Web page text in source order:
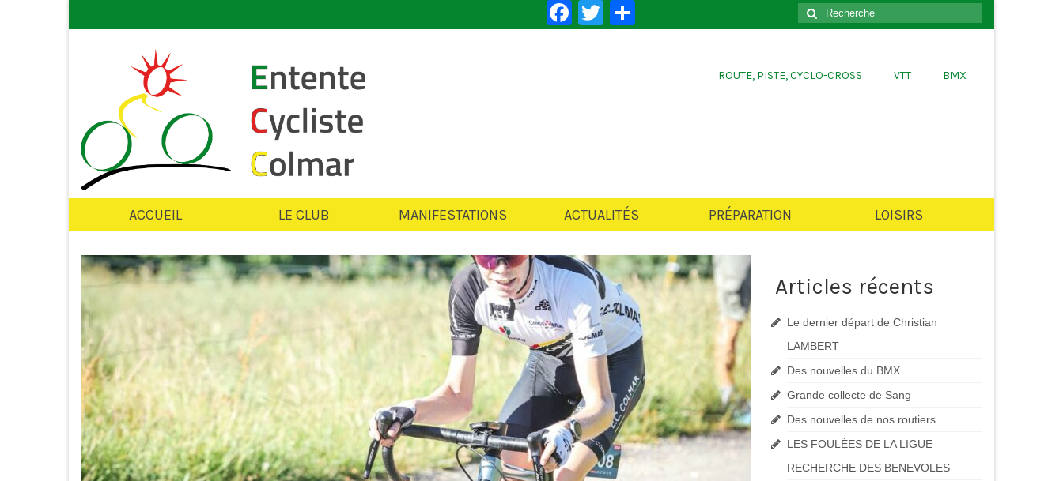
Facebook
Twitter
Rechercher
:
ROUTE, PISTE, CYCLO-CROSS VTT BMX
ACCUEIL LE CLUB MANIFESTATIONS ACTUALITÉS PRÉPARATION LOISIRS
Articles récents
Le dernier départ de Christian
LAMBERT
Des nouvelles du BMX
Grande collecte de Sang
Des nouvelles de nos routiers
LES FOULÉES DE LA LIGUE
RECHERCHE DES BENEVOLES